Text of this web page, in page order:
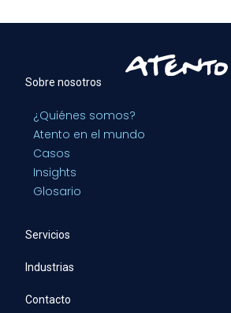
Sobre nosotros
¿Quiénes somos?
Atento en el mundo
Casos
Insights
Glosario
Servicios
Industrias
Contacto